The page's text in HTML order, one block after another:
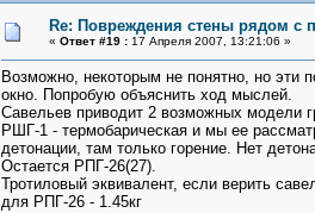
Re: Повреждения стены рядом с
« Ответ #19 : 17 Апреля 2007, 13:21:06 »
Возможно, некоторым не понятно, но эти
окно. Попробую объяснить ход мыслей.
Савельев приводит 2 возможных модели
РШГ-1 - термобарическая и мы ее
детонации, там только горение. Нет
Остается РПГ-26(27).
Тротиловый эквивалент, если верить
для РПГ-26 - 1.45кг